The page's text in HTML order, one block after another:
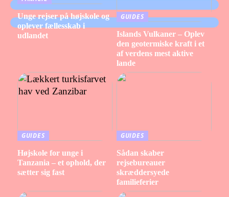
Unge rejser på højskole og
oplever fællesskab i
udlandet
GUIDES
Islands Vulkaner – Oplev
den geotermiske kraft i et
af verdens mest aktive
lande
GUIDES
Højskole for unge i
Tanzania – et ophold, der
sætter sig fast
GUIDES
Sådan skaber
rejsebureauer
skræddersyede
familieferier